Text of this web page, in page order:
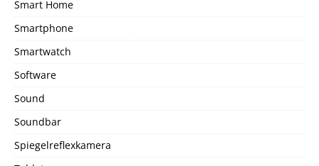
Smart Home
Smartphone
Smartwatch
Software
Sound
Soundbar
Spiegelreflexkamera